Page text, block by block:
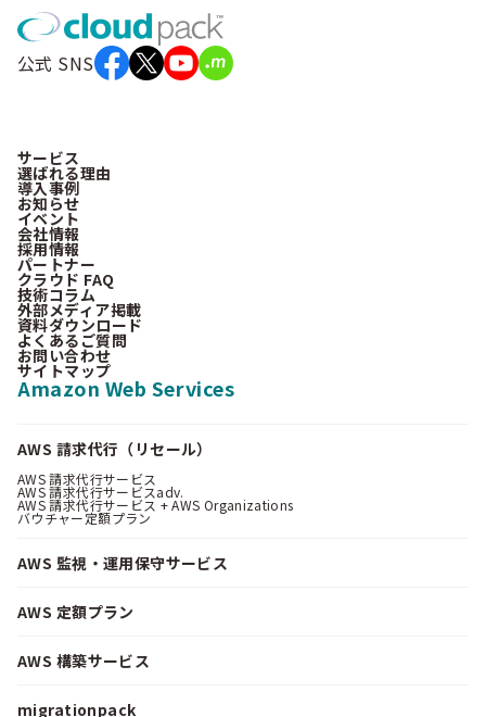
公式 SNS
サービス
選ばれる理由
導入事例
お知らせ
イベント
会社情報
採用情報
パートナー
クラウド FAQ
技術コラム
外部メディア掲載
資料ダウンロード
よくあるご質問
お問い合わせ
サイトマップ
Amazon Web Services
AWS 請求代行（リセール）
AWS 請求代行サービス
AWS 請求代行サービスadv.
AWS 請求代行サービス + AWS Organizations
バウチャー定額プラン
AWS 監視・運用保守サービス
AWS 定額プラン
AWS 構築サービス
migrationpack